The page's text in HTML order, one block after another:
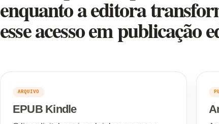
enquanto a editora
esse acesso em publicação
ARQUIVO
EPUB Kindle